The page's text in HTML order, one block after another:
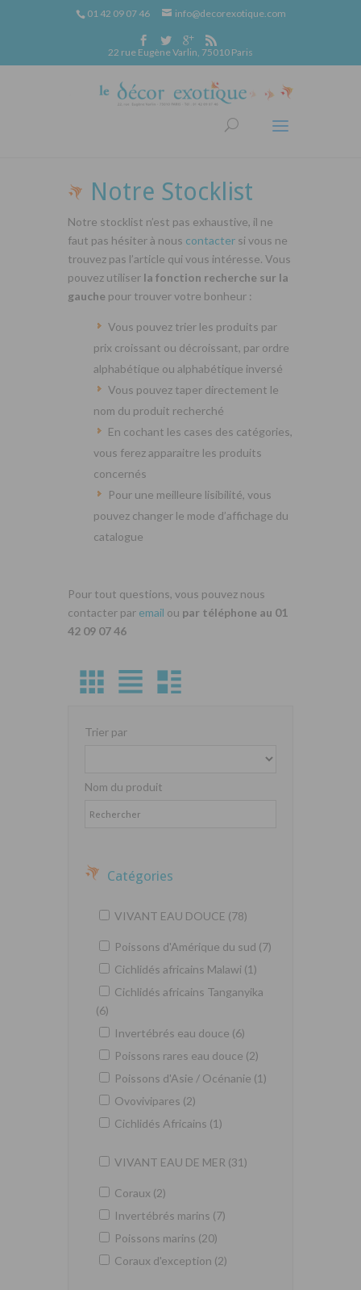
01 42 09 07 46 info@decorexotique.com
22 rue Eugène Varlin, 75010 Paris
Notre Stocklist
Notre stocklist n’est pas exhaustive, il ne
faut pas hésiter à nous contacter si vous ne
trouvez pas l’article qui vous intéresse. Vous
pouvez utiliser la fonction recherche sur la
gauche pour trouver votre bonheur :
Vous pouvez trier les produits par
prix croissant ou décroissant, par ordre
alphabétique ou alphabétique inversé
Vous pouvez taper directement le
nom du produit recherché
En cochant les cases des catégories,
vous ferez apparaitre les produits
concernés
Pour une meilleure lisibilité, vous
pouvez changer le mode d’affichage du
catalogue
Pour tout questions, vous pouvez nous
contacter par email ou par téléphone au 01
42 09 07 46
Trier par
Nom du produit
Catégories
VIVANT EAU DOUCE (78)
Poissons d'Amérique du sud (7)
Cichlidés africains Malawi (1)
Cichlidés africains Tanganyika
(6)
Invertébrés eau douce (6)
Poissons rares eau douce (2)
Poissons d'Asie / Océnanie (1)
Ovovivipares (2)
Cichlidés Africains (1)
VIVANT EAU DE MER (31)
Coraux (2)
Invertébrés marins (7)
Poissons marins (20)
Coraux d'exception (2)